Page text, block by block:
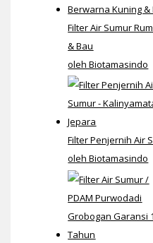
Filter Air Sumur
& Bau
oleh Biotamasindo
Filter Penjernih Air
oleh Biotamasindo